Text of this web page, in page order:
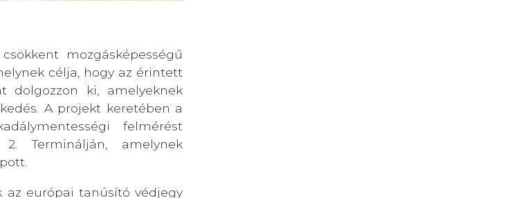
mozgásképességű
célja, hogy az érintett
dolgozzon ki, amelyeknek
A projekt keretében a
felmérést
Terminálján, amelynek
az európai tanúsító védjegy